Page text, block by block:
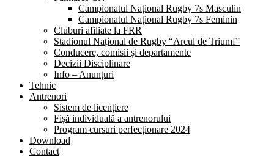
Campionatul Național Rugby 7s Masculin
Campionatul Național Rugby 7s Feminin
Cluburi afiliate la FRR
Stadionul Național de Rugby “Arcul de Triumf”
Conducere, comisii și departamente
Decizii Disciplinare
Info – Anunțuri
Tehnic
Antrenori
Sistem de licențiere
Fișă individuală a antrenorului
Program cursuri perfecționare 2024
Download
Contact